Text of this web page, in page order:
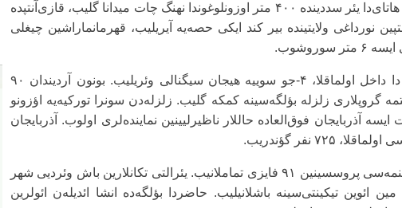
یئرالتی تکانلارین گوجوندن هاتای‌دا یئر سددینده ۴۰۰ متر اوزونلوغوندا نهنگ چات میدانا گلیب، قازی‌آنتپده
نورداغی ولایتینده بیر کند ایکی حصه‌یه آیریلیب، قهرمانماراشین چیغلی
اؤلکه‌ده بین‌الخالق یاردیم دا داخل اولماقلا، ۴-جو سوییه هیجان سیگنالی وئریلیب. بونون آردیندان ۹۰
گروپلاری زلزله بؤلگه‌سینه کمکه گلیب. زلزله‌دن سونرا تورکیه‌یه اؤزونو
آذربایجان فوق‌العاده حاللار ناظیرلیینین نماینده‌لری اولوب. آذربایجان
ایندیه‌دک داغینتیلارین تمیزلنمه‌سی پروسسینین ۹۱ فایزی تماملانیب. یئرالتی تکانلارین باش وئردیی شهر
مرکزلری و کندلرده ۳۰۷ مین ائوین تیکینتی‌سینه باشلانیلیب. حاضردا بؤلگه‌ده انشا ائدیله‌ن ائولرین